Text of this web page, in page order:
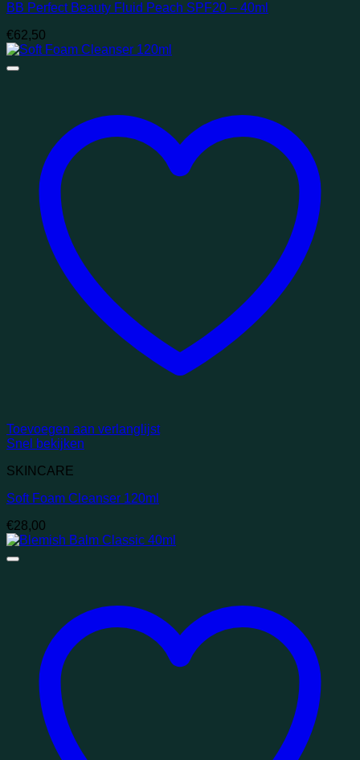
BB Perfect Beauty Fluid Peach SPF20 – 40ml
€62,50
Toevoegen aan verlanglijst
Snel bekijken
SKINCARE
Soft Foam Cleanser 120ml
€28,00